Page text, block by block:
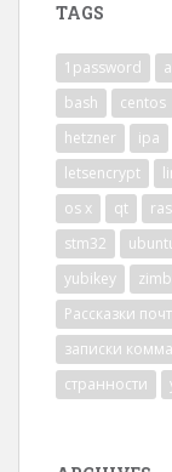
TAGS
1password
bash
centos
hetzner
ipa
letsencrypt
os x
qt
stm32
yubikey
Рассказки
записки
странности